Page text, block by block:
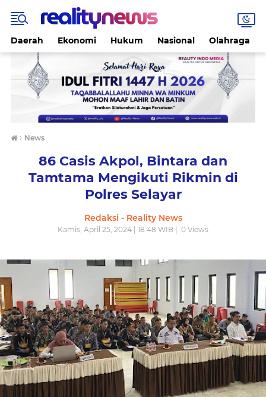
Daerah Ekonomi Hukum Nasional Olahraga
› News
86 Casis Akpol, Bintara dan
Tamtama Mengikuti Rikmin di
Polres Selayar
Redaksi - Reality News
Kamis, April 25, 2024 | 18.48 WIB | 0 Views